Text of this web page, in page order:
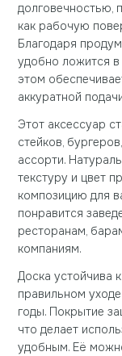
долговечностью,
как рабочую
Благодаря
удобно ложится в
этом
аккуратной
Этот аксессуар
стейков,
ассорти.
текстуру и цвет
композицию для
понравится
ресторанам,
компаниям.
Доска устойчива
правильном
годы. Покрытие
что делает
удобным. Её